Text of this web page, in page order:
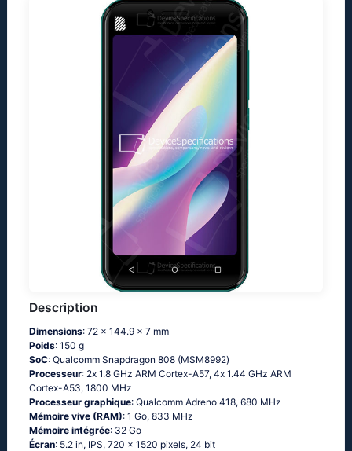
Description
Dimensions: 72 x 144.9 x 7 mm
Poids: 150 g
SoC: Quаlсоmm Snарdrаgоn 808 (МSМ8992)
Processeur: 2х 1.8 GНz АRМ Соrtех-А57, 4х 1.44 GНz АRМ
Соrtех-А53, 1800 MHz
Processeur graphique: Qualcomm Adreno 418, 680 MHz
Mémoire vive (RAM): 1 Go, 833 MHz
Mémoire intégrée: 32 Go
Écran: 5.2 in, IPS, 720 x 1520 pixels, 24 bit